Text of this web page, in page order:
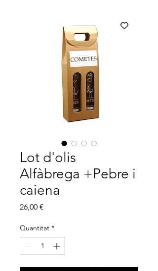
Lot d'olis
Alfàbrega +Pebre i
caiena
26,00 €
Quantitat *